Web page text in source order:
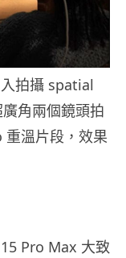
拍攝 spatial
角兩個鏡頭拍
溫片段，效果
Pro Max 大致